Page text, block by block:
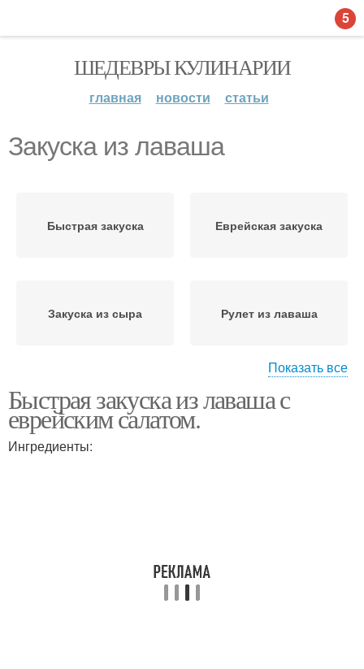
ШЕДЕВРЫ КУЛИНАРИИ
главная новости статьи
Закуска из лаваша
Быстрая закуска Еврейская закуска
Закуска из сыра Рулет из лаваша
Рулеты из лаваша Слоеная закуска
Показать все
Быстрая закуска из лаваша с
еврейским салатом.
Ингредиенты:
5